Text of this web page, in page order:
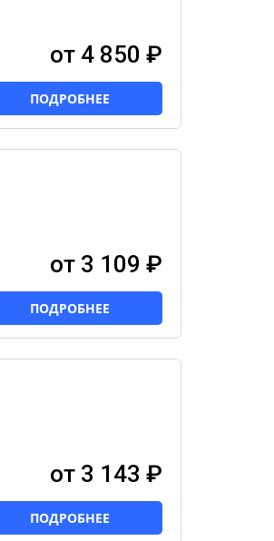
от 4 850 ₽
ПОДРОБНЕЕ
от 3 109 ₽
ПОДРОБНЕЕ
от 3 143 ₽
ПОДРОБНЕЕ